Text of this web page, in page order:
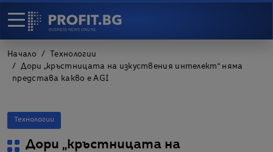
Начало
Технологии
Дори „кръстницата на изкуствения интелект“ няма
представа какво е AGI
Технологии
Дори „кръстницата на